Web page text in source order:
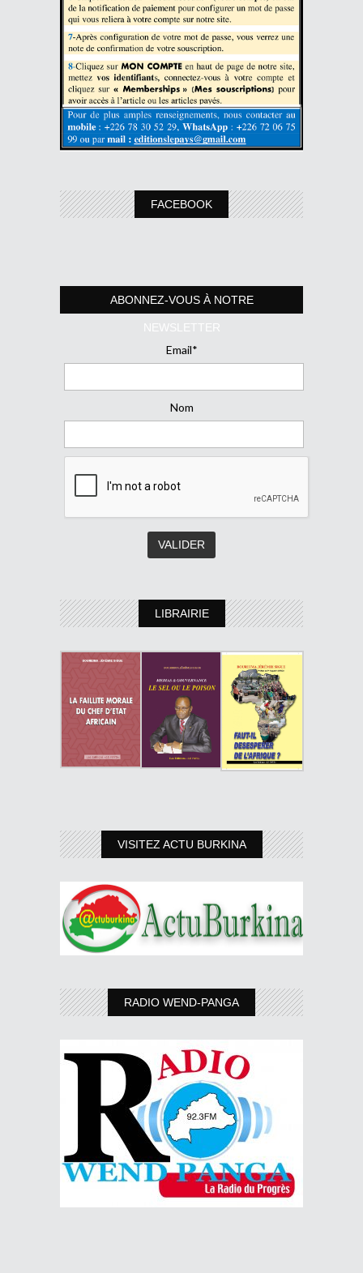
FACEBOOK
ABONNEZ-VOUS À NOTRE
NEWSLETTER
Email*
Nom
LIBRAIRIE
VISITEZ ACTU BURKINA
RADIO WEND-PANGA